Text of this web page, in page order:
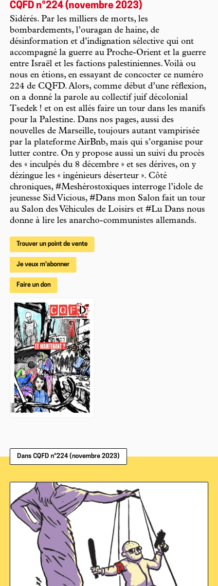
CQFD n°224 (novembre 2023)
Sidérés. Par les milliers de morts, les
bombardements, l’ouragan de haine, de
désinformation et d’indignation sélective qui ont
accompagné la guerre au Proche-Orient et la guerre
entre Israël et les factions palestiniennes. Voilà ou
nous en étions, en essayant de concocter ce numéro
224 de CQFD. Alors, comme début d’une réflexion,
on a donné la parole au collectif juif décolonial
Tsedek ! et on est allés faire un tour dans les manifs
pour la Palestine. Dans nos pages, aussi des
nouvelles de Marseille, toujours autant vampirisée
par la plateforme AirBnb, mais qui s’organise pour
lutter contre. On y propose aussi un suivi du procès
des « inculpés du 8 décembre » et ses dérives, on y
dézingue les « ingénieurs déserteur ». Côté
chroniques, #Meshérostoxiques interroge l’idole de
jeunesse Sid Vicious, #Dans mon Salon fait un tour
au Salon des Véhicules de Loisirs et #Lu Dans nous
donne à lire les anarcho-communistes allemands.
Trouver un point de vente
Je veux m'abonner
Faire un don
Dans CQFD n°224 (novembre 2023)